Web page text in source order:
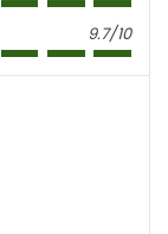
9.7/10